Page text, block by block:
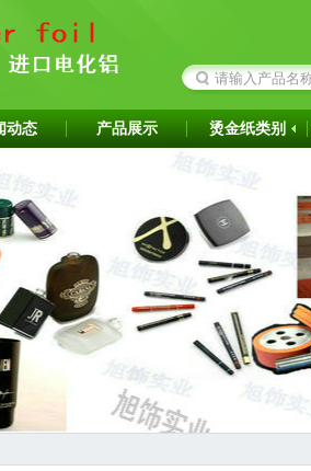
动态 产品展示 烫金纸类别